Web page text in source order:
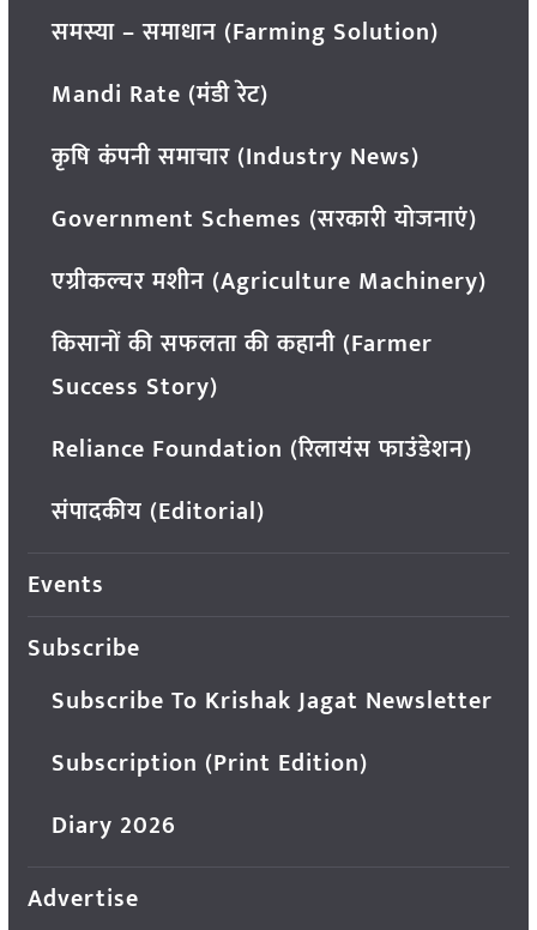
समस्या – समाधान (Farming Solution)
Mandi Rate (मंडी रेट)
कृषि कंपनी समाचार (Industry News)
Government Schemes (सरकारी योजनाएं)
एग्रीकल्चर मशीन (Agriculture Machinery)
किसानों की सफलता की कहानी (Farmer
Success Story)
Reliance Foundation (रिलायंस फाउंडेशन)
संपादकीय (Editorial)
Events
Subscribe
Subscribe To Krishak Jagat Newsletter
Subscription (Print Edition)
Diary 2026
Advertise